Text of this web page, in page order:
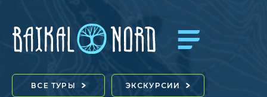
ВСЕ ТУРЫ ЭКСКУРСИИ